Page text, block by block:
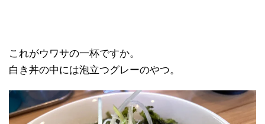
これがウワサの一杯ですか。
白き丼の中には泡立つグレーのやつ。